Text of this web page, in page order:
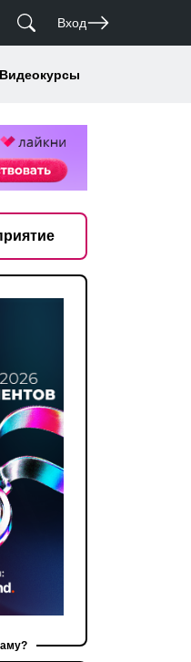
Вход
Видеокурсы